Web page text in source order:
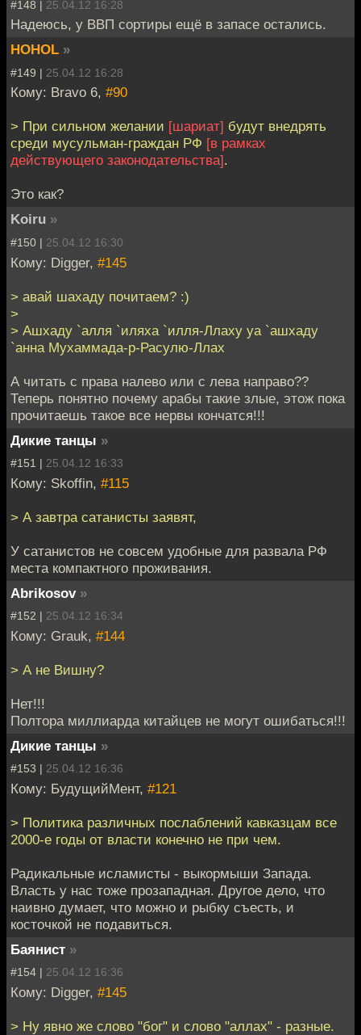
#148 | 25.04.12 16:28
Надеюсь, у ВВП сортиры ещё в запасе остались.
HOHOL »
#149 | 25.04.12 16:28
Кому: Bravo 6, #90
> При сильном желании [шариат] будут внедрять
среди мусульман-граждан РФ [в рамках
действующего законодательства].
Это как?
Koiru »
#150 | 25.04.12 16:30
Кому: Digger, #145
> авай шахаду почитаем? :)
>
> Ашхаду `алля `иляха `илля-Ллаху уа `ашхаду
`анна Мухаммада-р-Расулю-Ллах
А читать с права налево или с лева направо??
Теперь понятно почему арабы такие злые, этож пока
прочитаешь такое все нервы кончатся!!!
Дикие танцы »
#151 | 25.04.12 16:33
Кому: Skoffin, #115
> А завтра сатанисты заявят,
У сатанистов не совсем удобные для развала РФ
места компактного проживания.
Abrikosov »
#152 | 25.04.12 16:34
Кому: Grauk, #144
> А не Вишну?
Нет!!!
Полтора миллиарда китайцев не могут ошибаться!!!
Дикие танцы »
#153 | 25.04.12 16:36
Кому: БудущийМент, #121
> Политика различных послаблений кавказцам все
2000-е годы от власти конечно не при чем.
Радикальные исламисты - выкормыши Запада.
Власть у нас тоже прозападная. Другое дело, что
наивно думает, что можно и рыбку съесть, и
косточкой не подавиться.
Баянист »
#154 | 25.04.12 16:36
Кому: Digger, #145
> Ну явно же слово "бог" и слово "аллах" - разные.